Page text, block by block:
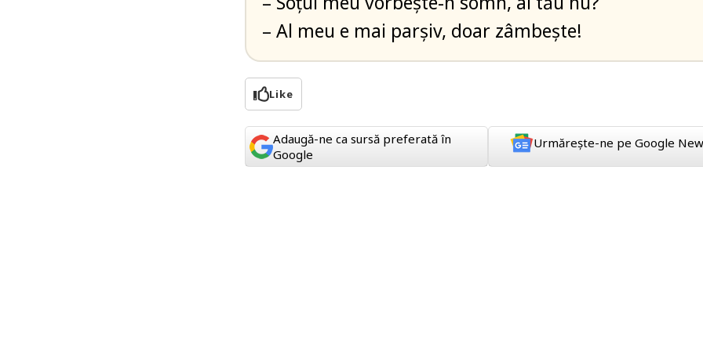
– Al meu e mai parșiv, doar zâmbește!
Like
Adaugă-ne ca sursă preferată în
Google
Urmărește-ne pe Google